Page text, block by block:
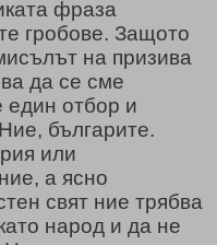
фраза
гробове. Защото
на призива
да се сме
един отбор и
българите.
или
а ясно
свят ние трябва
народ и да не